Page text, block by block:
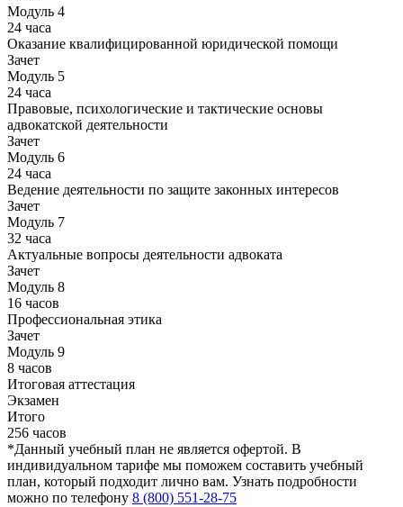
Модуль 4
24 часа
Оказание квалифицированной юридической помощи
Зачет
Модуль 5
24 часа
Правовые, психологические и тактические основы
адвокатской деятельности
Зачет
Модуль 6
24 часа
Ведение деятельности по защите законных интересов
Зачет
Модуль 7
32 часа
Актуальные вопросы деятельности адвоката
Зачет
Модуль 8
16 часов
Профессиональная этика
Зачет
Модуль 9
8 часов
Итоговая аттестация
Экзамен
Итого
256 часов
*Данный учебный план не является офертой. В
индивидуальном тарифе мы поможем составить учебный
план, который подходит лично вам. Узнать подробности
можно по телефону 8 (800) 551-28-75